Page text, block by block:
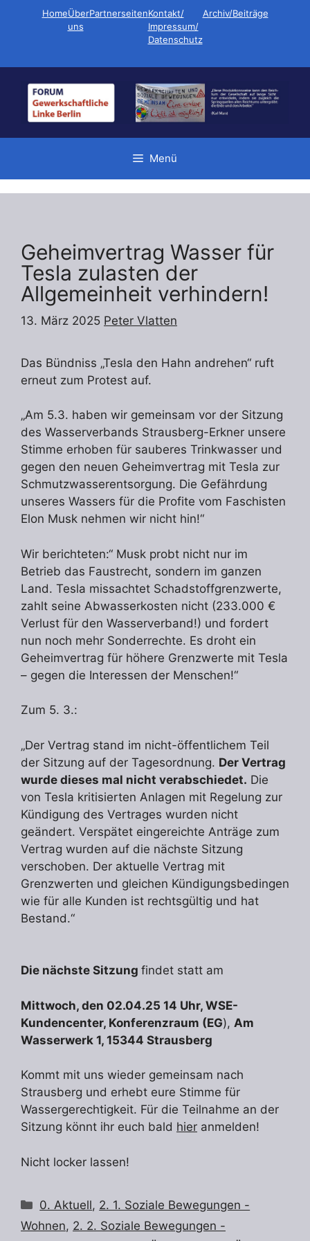
HomeÜber
uns
PartnerseitenKontakt/
Impressum/
Datenschutz
Archiv/Beiträge
Menü
Geheimvertrag Wasser für
Tesla zulasten der
Allgemeinheit verhindern!
13. März 2025 Peter Vlatten
Das Bündniss „Tesla den Hahn andrehen“ ruft
erneut zum Protest auf.
„Am 5.3. haben wir gemeinsam vor der Sitzung
des Wasserverbands Strausberg-Erkner unsere
Stimme erhoben für sauberes Trinkwasser und
gegen den neuen Geheimvertrag mit Tesla zur
Schmutzwasserentsorgung. Die Gefährdung
unseres Wassers für die Profite vom Faschisten
Elon Musk nehmen wir nicht hin!“
Wir berichteten:“ Musk probt nicht nur im
Betrieb das Faustrecht, sondern im ganzen
Land. Tesla missachtet Schadstoffgrenzwerte,
zahlt seine Abwasserkosten nicht (233.000 €
Verlust für den Wasserverband!) und fordert
nun noch mehr Sonderrechte. Es droht ein
Geheimvertrag für höhere Grenzwerte mit Tesla
– gegen die Interessen der Menschen!“
Zum 5. 3.:
„Der Vertrag stand im nicht-öffentlichem Teil
der Sitzung auf der Tagesordnung. Der Vertrag
wurde dieses mal nicht verabschiedet. Die
von Tesla kritisierten Anlagen mit Regelung zur
Kündigung des Vertrages wurden nicht
geändert. Verspätet eingereichte Anträge zum
Vertrag wurden auf die nächste Sitzung
verschoben. Der aktuelle Vertrag mit
Grenzwerten und gleichen Kündigungsbedingen
wie für alle Kunden ist rechtsgültig und hat
Bestand.“
Die nächste Sitzung findet statt am
Mittwoch, den 02.04.25 14 Uhr, WSE-
Kundencenter, Konferenzraum (EG), Am
Wasserwerk 1, 15344 Strausberg
Kommt mit uns wieder gemeinsam nach
Strausberg und erhebt eure Stimme für
Wassergerechtigkeit. Für die Teilnahme an der
Sitzung könnt ihr euch bald hier anmelden!
Nicht locker lassen!
Kategorien
0. Aktuell, 2. 1. Soziale Bewegungen -
Wohnen, 2. 2. Soziale Bewegungen -